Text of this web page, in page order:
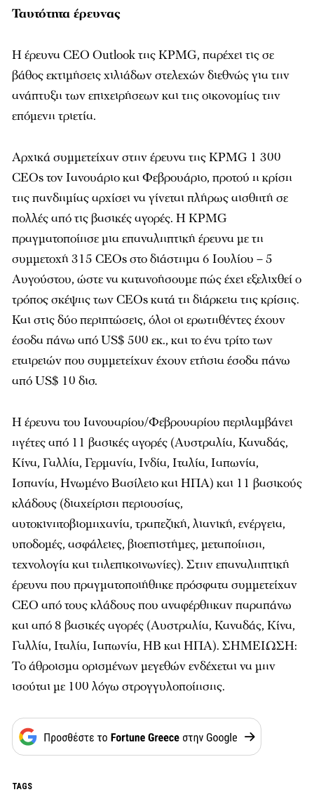
Ταυτότητα έρευνας
Η έρευνα CEO Outlook της KPMG, παρέχει τις σε
βάθος εκτιμήσεις χιλιάδων στελεχών διεθνώς για την
ανάπτυξη των επιχειρήσεων και της οικονομίας την
επόμενη τριετία.
Αρχικά συμμετείχαν στην έρευνα της KPMG 1 300
CEOs τον Ιανουάριο και Φεβρουάριο, προτού η κρίση
της πανδημίας αρχίσει να γίνεται πλήρως αισθητή σε
πολλές από τις βασικές αγορές. Η KPMG
πραγματοποίησε μια επαναληπτική έρευνα με τη
συμμετοχή 315 CEOs στο διάστημα 6 Ιουλίου – 5
Αυγούστου, ώστε να κατανοήσουμε πώς έχει εξελιχθεί ο
τρόπος σκέψης των CEOs κατά τη διάρκεια της κρίσης.
Και στις δύο περιπτώσεις, όλοι οι ερωτηθέντες έχουν
έσοδα πάνω από US$ 500 εκ., και το ένα τρίτο των
εταιρειών που συμμετείχαν έχουν ετήσια έσοδα πάνω
από US$ 10 δισ.
Η έρευνα του Ιανουαρίου/Φεβρουαρίου περιλαμβάνει
ηγέτες από 11 βασικές αγορές (Αυστραλία, Καναδάς,
Κίνα, Γαλλία, Γερμανία, Ινδία, Ιταλία, Ιαπωνία,
Ισπανία, Ηνωμένο Βασίλειο και ΗΠΑ) και 11 βασικούς
κλάδους (διαχείριση περιουσίας,
αυτοκινητοβιομηχανία, τραπεζική, λιανική, ενέργεια,
υποδομές, ασφάλειες, βιοεπιστήμες, μεταποίηση,
τεχνολογία και τηλεπικοινωνίες). Στην επαναληπτική
έρευνα που πραγματοποιήθηκε πρόσφατα συμμετείχαν
CEO από τους κλάδους που αναφέρθηκαν παραπάνω
και από 8 βασικές αγορές (Αυστραλία, Καναδάς, Κίνα,
Γαλλία, Ιταλία, Ιαπωνία, ΗΒ και ΗΠΑ). ΣΗΜΕΙΩΣΗ:
Το άθροισμα ορισμένων μεγεθών ενδέχεται να μην
ισούται με 100 λόγω στρογγυλοποίησης.
TAGS